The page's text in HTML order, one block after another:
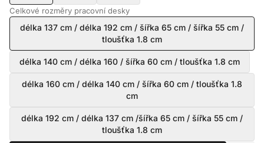
Celkové rozměry pracovní desky
délka 137 cm / délka 192 cm / šířka 65 cm / šířka 55 cm /
tloušťka 1.8 cm
délka 140 cm / délka 160 / šířka 60 cm / tloušťka 1.8 cm
délka 160 cm / délka 140 cm / šířka 60 cm / tloušťka 1.8
cm
délka 192 cm / délka 137 cm /šířka 65 cm / šířka 55 cm /
tloušťka 1.8 cm